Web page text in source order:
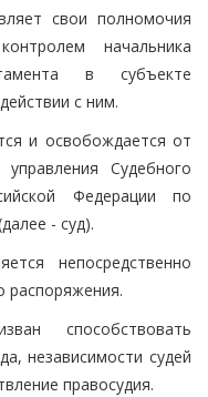
свои полномочия
начальника
в субъекте
с ним.
и освобождается от
Судебного
Федерации по
- суд).
непосредственно
распоряжения.
способствовать
независимости судей
правосудия.